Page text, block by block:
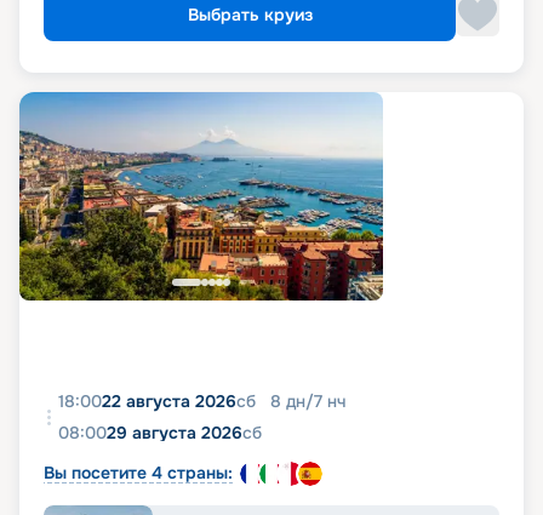
Выбрать круиз
18:0022 августа 2026сб 8 дн/7 нч
08:0029 августа 2026сб
Вы посетите 4 страны: